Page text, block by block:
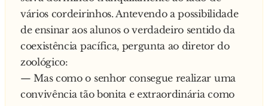
Ê cassete... essa bota é feita de couro de pica!!
E o gaúcho mais entusiasmado ainda diz:
Bah, tchê... entaum vista ela e me encha o cú de
chutes!!
vários cordeirinhos. Antevendo a possibilidade
de ensinar aos alunos o verdadeiro sentido da
coexistência pacífica, pergunta ao diretor do
zoológico:
— Mas como o senhor consegue realizar uma
convivência tão bonita e extraordinária como